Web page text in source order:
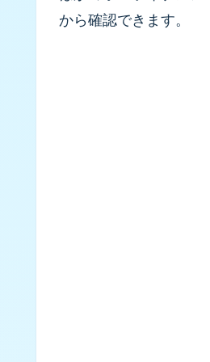
から確認できます。